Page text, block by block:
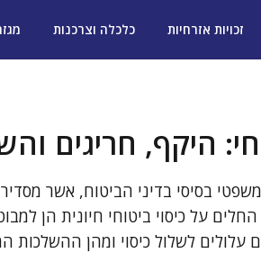
זכויות אזרחיות כלכלה וצרכנות
היקף, חריגים
משפטי בסיסי בדיני הביטוח, אשר
על כיסוי ביטוחי חיונית הן
עלולים לשלול כיסוי ומהן